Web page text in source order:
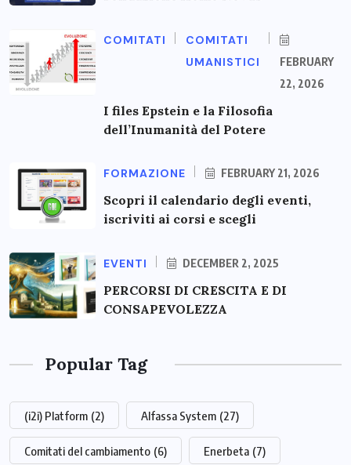
COMITATI
COMITATI
UMANISTICI
FEBRUARY
22, 2026
I files Epstein e la Filosofia
dell’Inumanità del Potere
FORMAZIONE FEBRUARY 21, 2026
Scopri il calendario degli eventi,
iscriviti ai corsi e scegli
EVENTI DECEMBER 2, 2025
PERCORSI DI CRESCITA E DI
CONSAPEVOLEZZA
Popular Tag
(i2i) Platform (2) Alfassa System (27)
Comitati del cambiamento (6) Enerbeta (7)